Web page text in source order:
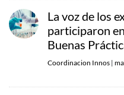
La voz de los
participaron
Buenas
Coordinacion Innos |